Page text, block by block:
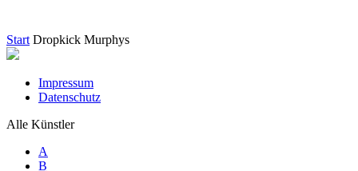
Start Dropkick Murphys
Impressum
Datenschutz
Alle Künstler
A
B